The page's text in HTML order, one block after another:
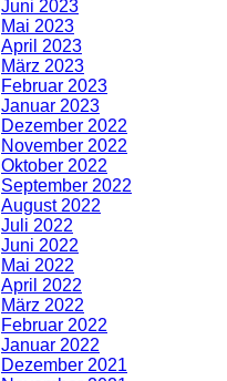
Juni 2023
Mai 2023
April 2023
März 2023
Februar 2023
Januar 2023
Dezember 2022
November 2022
Oktober 2022
September 2022
August 2022
Juli 2022
Juni 2022
Mai 2022
April 2022
März 2022
Februar 2022
Januar 2022
Dezember 2021